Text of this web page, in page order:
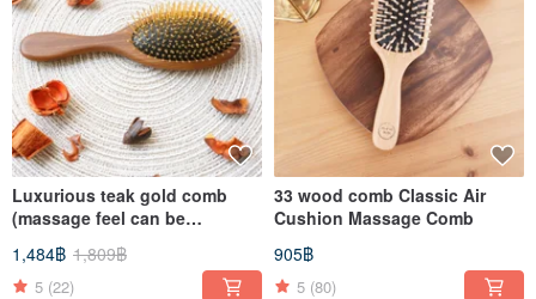
Luxurious teak gold comb
(massage feel can be
customized/far infrared ray)
1,484฿ 1,809฿
5 (22)
33 wood comb Classic Air
Cushion Massage Comb
905฿
5 (80)